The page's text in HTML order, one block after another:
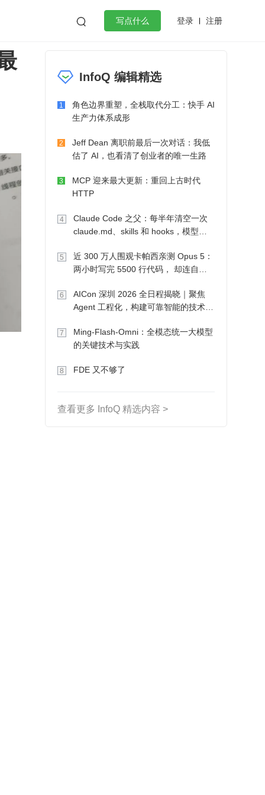
 写点什么 登录 注册
作
微服务架构 flutter
InfoQ 编辑精选
1
角色边界重塑，全栈取代分工：快手 AI
生产力体系成形
2
Jeff Dean 离职前最后一次对话：我低
估了 AI，也看清了创业者的唯一生路
3
MCP 迎来最大更新：重回上古时代
HTTP
4
Claude Code 之父：每半年清空一次
claude.md、skills 和 hooks，模型自
5
近 300 万人围观卡帕西亲测 Opus 5：
两小时写完 5500 行代码， 却连自己
6
AICon 深圳 2026 全日程揭晓｜聚焦
Agent 工程化，构建可靠智能的技术路
7
Ming-Flash-Omni：全模态统一大模型
的关键技术与实践
8 FDE 又不够了
查看更多 InfoQ 精选内容 >